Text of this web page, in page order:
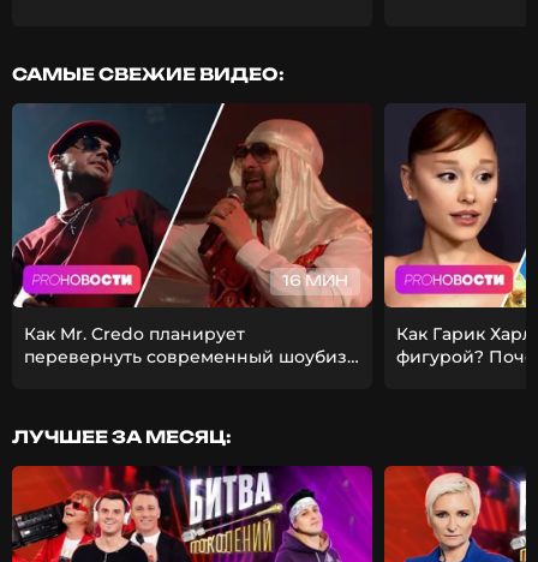
САМЫЕ СВЕЖИЕ ВИДЕО:
16 МИН
Как Mr. Credo планирует
перевернуть современный шоубиз?
Как Гарик
фигурой?
ЛУЧШЕЕ ЗА МЕСЯЦ: